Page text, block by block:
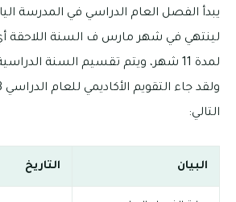
يبدأ الفصل العام الدراسي في المدرسة
لينتهي في شهر مارس ف السنة اللاحقة
لمدة 11 شهر، ويتم تقسيم السنة
التالي:
البيان التاريخ